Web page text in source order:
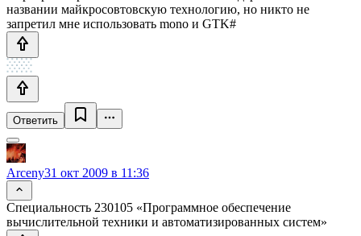
названии майкросовтовскую технологию, но никто не
запретил мне использовать mono и GTK#
Ответить
Arceny31 окт 2009 в 11:36
Специальность 230105 «Программное обеспечение
вычислительной техники и автоматизированных систем»